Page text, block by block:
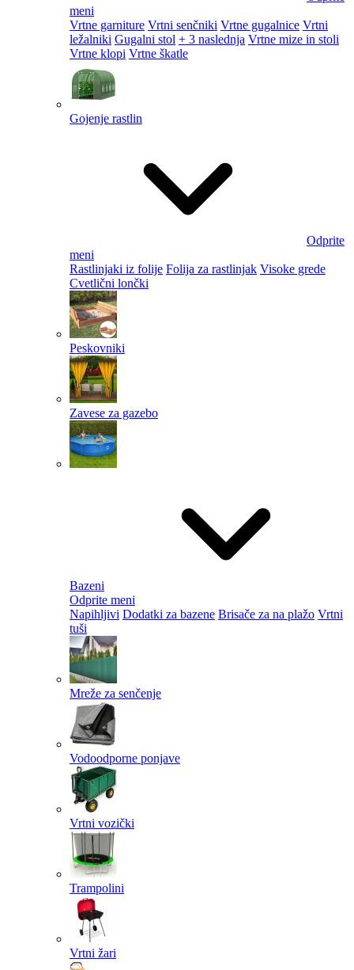
meni
Vrtne garniture Vrtni senčniki Vrtne gugalnice Vrtni
ležalniki Gugalni stol + 3 naslednja Vrtne mize in stoli
Vrtne klopi Vrtne škatle
Gojenje rastlin
Odprite
meni
Rastlinjaki iz folije Folija za rastlinjak Visoke grede
Cvetlični lončki
Peskovniki
Zavese za gazebo
Bazeni
Odprite meni
Napihljivi Dodatki za bazene Brisače za na plažo Vrtni
tuši
Mreže za senčenje
Vodoodporne ponjave
Vrtni vozički
Trampolini
Vrtni žari